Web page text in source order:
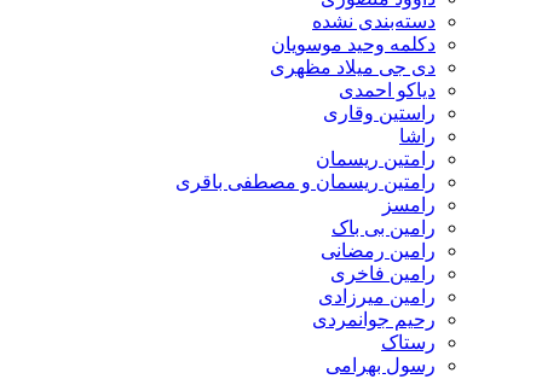
دسته‌بندی نشده
دکلمه وحید موسویان
دی جی میلاد مظهری
دیاکو احمدی
راستین وقاری
راشا
رامتین ریسمان
رامتین ریسمان و مصطفی باقری
رامسز
رامین بی باک
رامین رمضانی
رامین فاخری
رامین میرزادی
رحیم جوانمردی
رستاک
رسول بهرامی